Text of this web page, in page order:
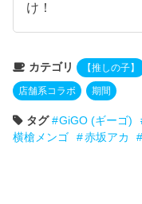
け！
カテゴリ 【推しの子】
店舗系コラボ 期間
タグ GiGO (ギーゴ)
横槍メンゴ
赤坂アカ